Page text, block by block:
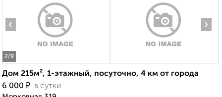
2/9
‹ ›
Дом 215м², 1-этажный, посуточно, 4 км от города
6 000 ₽ в сутки